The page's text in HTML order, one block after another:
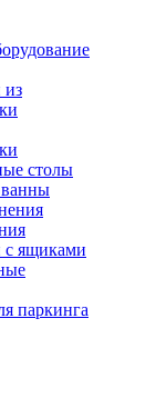
из
столы
с ящиками
паркинга